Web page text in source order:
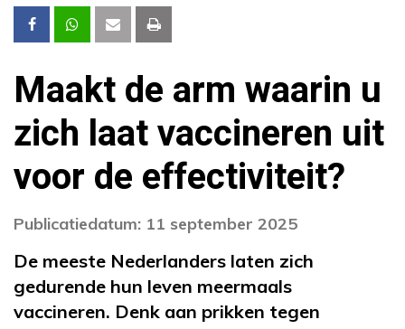
Maakt de arm waarin u
zich laat vaccineren uit
voor de effectiviteit?
Publicatiedatum: 11 september 2025
De meeste Nederlanders laten zich
gedurende hun leven meermaals
vaccineren. Denk aan prikken tegen